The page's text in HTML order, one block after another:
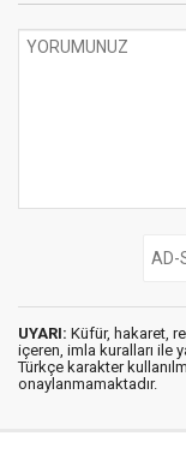
UYARI: Küfür, hakaret,
içeren, imla kuralları ile
Türkçe karakter
onaylanmamaktadır.